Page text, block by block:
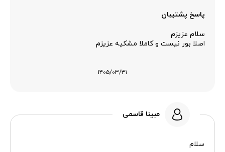
پاسخ پشتیبان
سلام عزیزم
اصلا بور نیست و کاملا مشکیه عزیزم
۱۴۰۵/۰۳/۳۱
مبینا قاسمی
سلام